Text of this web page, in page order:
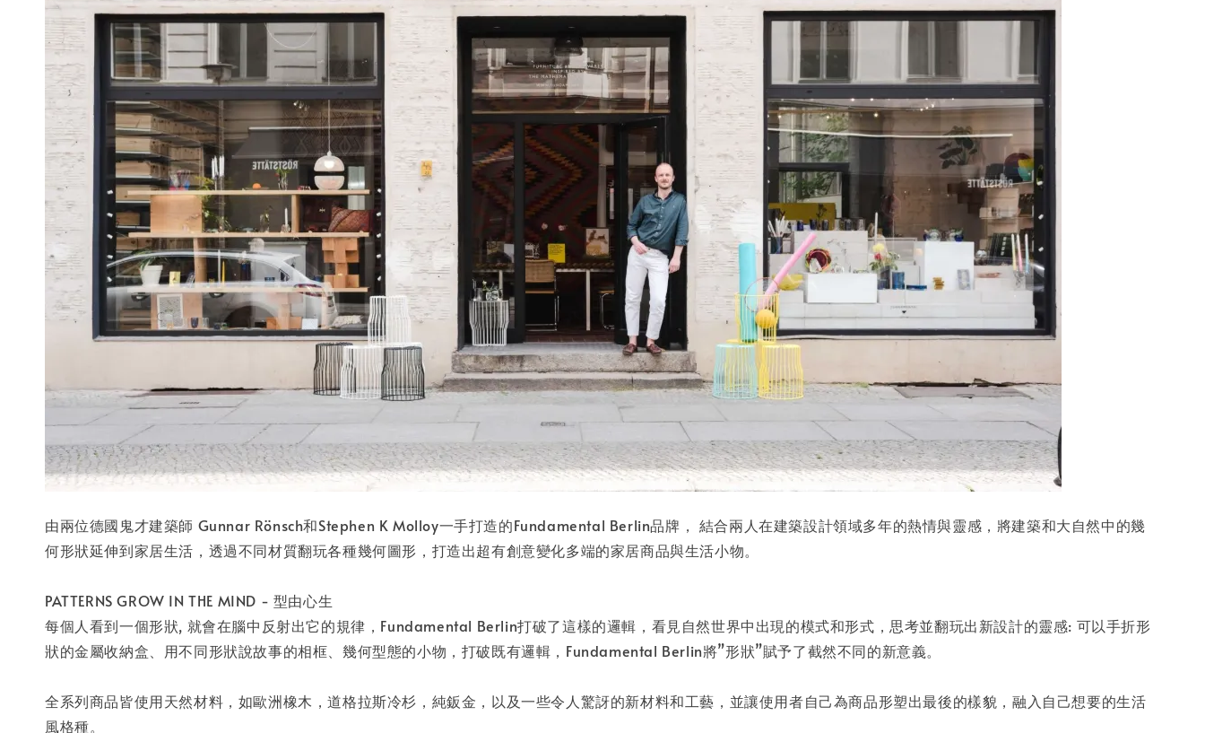
由兩位德國鬼才建築師 Gunnar Rönsch和Stephen K Molloy一手打造的Fundamental Berlin品牌， 結合兩人在建築設計領域多年的熱情與靈感，將建築和大自然中的幾
何形狀延伸到家居生活，透過不同材質翻玩各種幾何圖形，打造出超有創意變化多端的家居商品與生活小物。
PATTERNS GROW IN THE MIND - 型由心生
每個人看到一個形狀, 就會在腦中反射出它的規律，Fundamental Berlin打破了這樣的邏輯，看見自然世界中出現的模式和形式，思考並翻玩出新設計的靈感: 可以手折形
狀的金屬收納盒、用不同形狀說故事的相框、幾何型態的小物，打破既有邏輯，Fundamental Berlin將”形狀”賦予了截然不同的新意義。
全系列商品皆使用天然材料，如歐洲橡木，道格拉斯冷杉，純鈑金，以及一些令人驚訝的新材料和工藝，並讓使用者自己為商品形塑出最後的樣貌，融入自己想要的生活
風格種。